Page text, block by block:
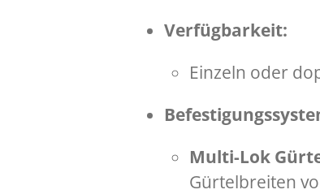
Verfügbarkeit:
Einzeln oder
Multi-Lok
Gürtelbreiten